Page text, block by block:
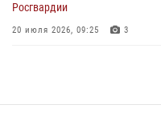
Росгвардии
20 июля 2026, 09:25 3